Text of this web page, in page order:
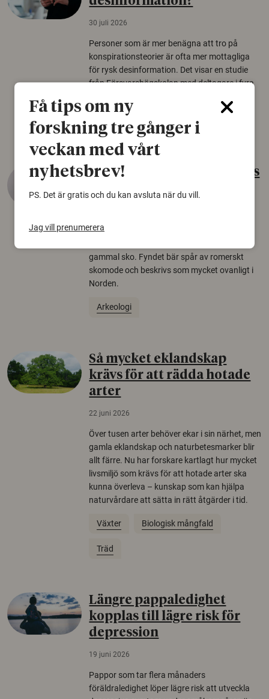
30 juli 2026
Personer som är mer benägna att tro på
konspirationsteorier är ofta mer mottagliga
för rysk desinformation. Det visar en studie
från Försvarshögskolan med deltagare i fyra
Säkerhetspolitik
Gammalt skinn var Sveriges
äldsta sko
Det som arkeologer länge trodde var en
gammal sko. Fyndet bär spår av romerskt
skomode och beskrivs som mycket ovanligt i
Norden.
Arkeologi
Så mycket eklandskap
krävs för att rädda hotade
arter
22 juni 2026
Över tusen arter behöver ekar i sin närhet, men
gamla eklandskap och naturbetesmarker blir
allt färre. Nu har forskare kartlagt hur mycket
livsmiljö som krävs för att hotade arter ska
kunna överleva – kunskap som kan hjälpa
naturvårdare att sätta in rätt åtgärder i tid.
Växter Biologisk mångfald
Träd
Längre pappaledighet
kopplas till lägre risk för
depression
19 juni 2026
Pappor som tar flera månaders
föräldraledighet löper lägre risk att utveckla
Få tips om ny
forskning tre gånger i
veckan med vårt
nyhetsbrev!
PS. Det är gratis och du kan avsluta när du vill.
Jag vill prenumerera